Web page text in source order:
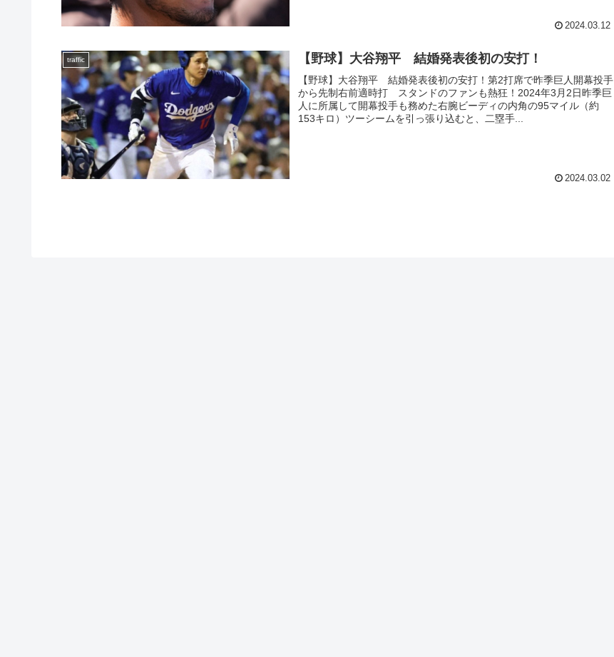
2024.03.12
traffic 【野球】大谷翔平 結婚発表後初の安打！
【野球】大谷翔平 結婚発表後初の安打！第2打席で昨季巨人開幕投手
から先制右前適時打 スタンドのファンも熱狂！2024年3月2日昨季巨
人に所属して開幕投手も務めた右腕ビーディの内角の95マイル（約
153キロ）ツーシームを引っ張り込むと、二塁手...
2024.03.02